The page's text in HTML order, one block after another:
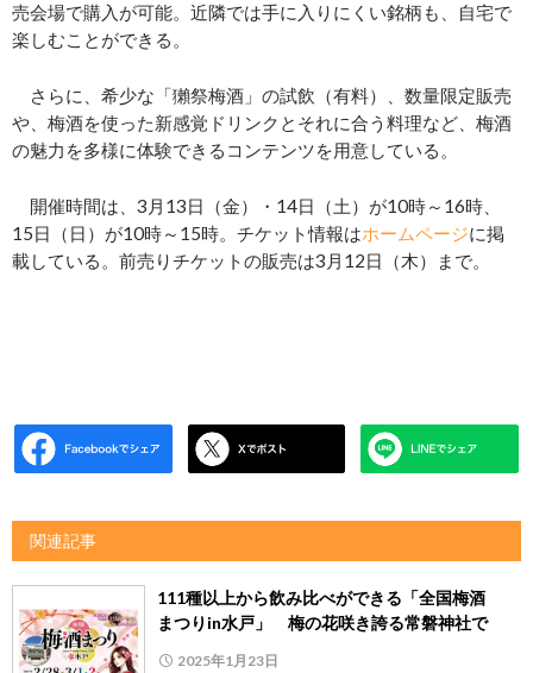
売会場で購入が可能。近隣では手に入りにくい銘柄も、自宅で
楽しむことができる。
さらに、希少な「獺祭梅酒」の試飲（有料）、数量限定販売
や、梅酒を使った新感覚ドリンクとそれに合う料理など、梅酒
の魅力を多様に体験できるコンテンツを用意している。
開催時間は、3月13日（金）・14日（土）が10時～16時、
15日（日）が10時～15時。チケット情報はホームページに掲
載している。前売りチケットの販売は3月12日（木）まで。
関連記事
111種以上から飲み比べができる「全国梅酒
まつりin水戸」 梅の花咲き誇る常磐神社で
2025年1月23日